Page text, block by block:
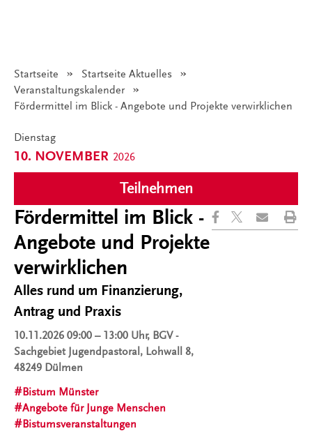
Startseite
Startseite Aktuelles
Veranstaltungskalender
Angezeigt:
Fördermittel im Blick - Angebote und Projekte verwirklichen
Dienstag
10. NOVEMBER 2026
Teilnehmen
Fördermittel im Blick -
Angebote und Projekte
verwirklichen
Alles rund um Finanzierung,
Antrag und Praxis
10.11.2026 09:00 – 13:00 Uhr, BGV -
Sachgebiet Jugendpastoral, Lohwall 8,
48249 Dülmen
Bistum Münster
Angebote für Junge Menschen
Bistumsveranstaltungen